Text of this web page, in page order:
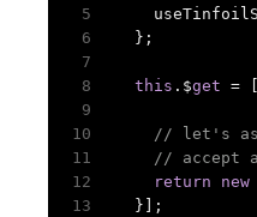
5
6
7
8
9
10
11
12
13
  };
this .$get =
// let's
// accept
return
new
  }];